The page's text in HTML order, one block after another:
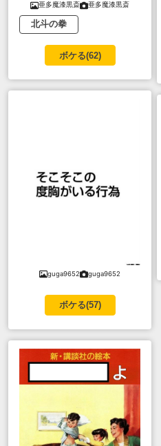
亜多魔漆黒斎 亜多魔漆黒斎
北斗の拳
ボケる(62)
guga9652 guga9652
ボケる(57)